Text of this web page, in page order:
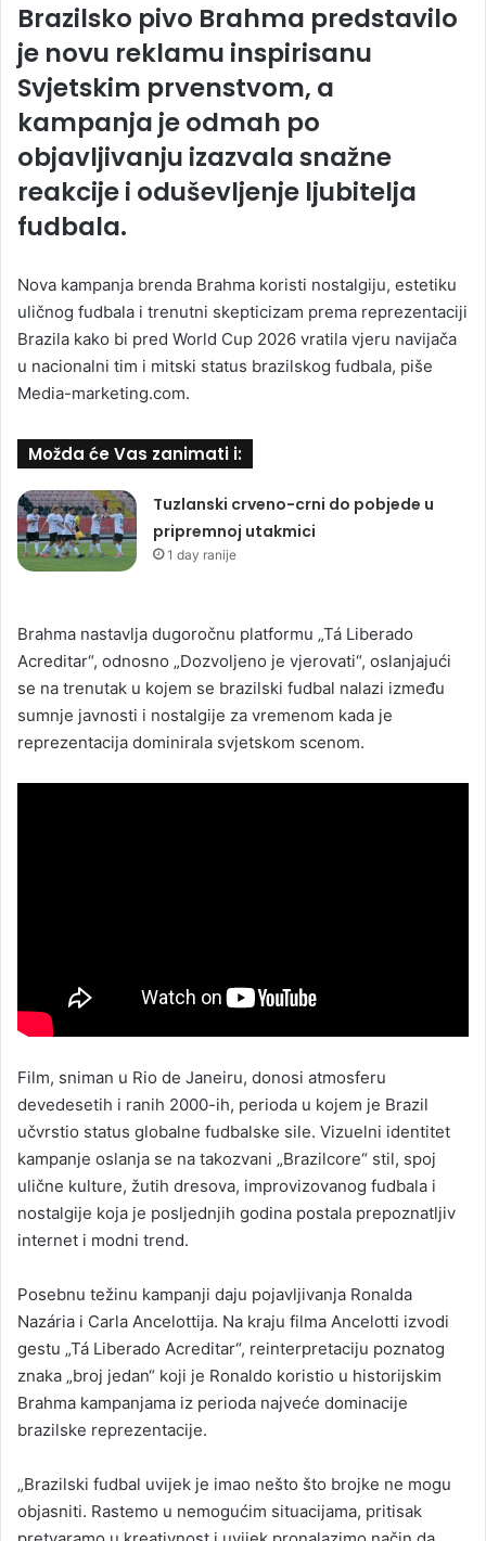
Brazilsko pivo Brahma predstavilo
je novu reklamu inspirisanu
Svjetskim prvenstvom, a
kampanja je odmah po
objavljivanju izazvala snažne
reakcije i oduševljenje ljubitelja
fudbala.
Nova kampanja brenda Brahma koristi nostalgiju, estetiku
uličnog fudbala i trenutni skepticizam prema reprezentaciji
Brazila kako bi pred World Cup 2026 vratila vjeru navijača
u nacionalni tim i mitski status brazilskog fudbala, piše
Media-marketing.com.
Možda će Vas zanimati i:
Tuzlanski crveno-crni do pobjede u
pripremnoj utakmici
1 day ranije
Brahma nastavlja dugoročnu platformu „Tá Liberado
Acreditar“, odnosno „Dozvoljeno je vjerovati“, oslanjajući
se na trenutak u kojem se brazilski fudbal nalazi između
sumnje javnosti i nostalgije za vremenom kada je
reprezentacija dominirala svjetskom scenom.
Film, sniman u Rio de Janeiru, donosi atmosferu
devedesetih i ranih 2000-ih, perioda u kojem je Brazil
učvrstio status globalne fudbalske sile. Vizuelni identitet
kampanje oslanja se na takozvani „Brazilcore“ stil, spoj
ulične kulture, žutih dresova, improvizovanog fudbala i
nostalgije koja je posljednjih godina postala prepoznatljiv
internet i modni trend.
Posebnu težinu kampanji daju pojavljivanja Ronalda
Nazária i Carla Ancelottija. Na kraju filma Ancelotti izvodi
gestu „Tá Liberado Acreditar“, reinterpretaciju poznatog
znaka „broj jedan“ koji je Ronaldo koristio u historijskim
Brahma kampanjama iz perioda najveće dominacije
brazilske reprezentacije.
„Brazilski fudbal uvijek je imao nešto što brojke ne mogu
objasniti. Rastemo u nemogućim situacijama, pritisak